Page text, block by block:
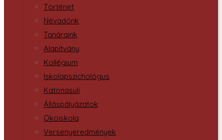
Történet
Névadónk
Tanáraink
Alapítvány
Kollégium
Iskolapszichológus
Katonasuli
Álláspályázatok
Ökoiskola
Versenyeredmények